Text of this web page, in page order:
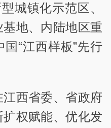
城镇化示范区、
地、内陆地区重
“江西样板”先行
西省委、省政府
权赋能、优化发